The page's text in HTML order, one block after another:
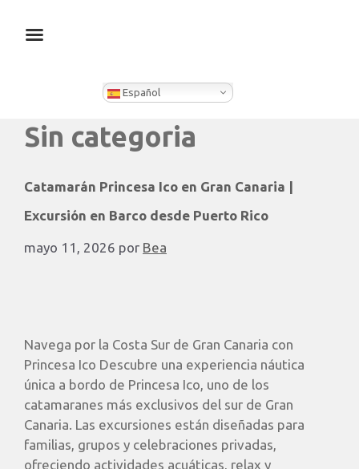
Español
Sin categoria
Catamarán Princesa Ico en Gran Canaria |
Excursión en Barco desde Puerto Rico
mayo 11, 2026 por Bea
Navega por la Costa Sur de Gran Canaria con
Princesa Ico Descubre una experiencia náutica
única a bordo de Princesa Ico, uno de los
catamaranes más exclusivos del sur de Gran
Canaria. Las excursiones están diseñadas para
familias, grupos y celebraciones privadas,
ofreciendo actividades acuáticas, relax y